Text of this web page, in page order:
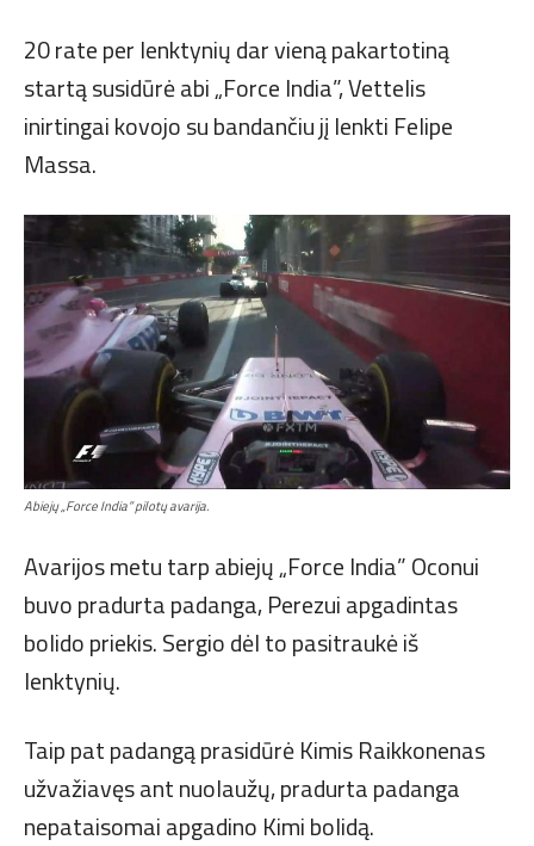
20 rate per lenktynių dar vieną pakartotiną
startą susidūrė abi „Force India”, Vettelis
inirtingai kovojo su bandančiu jį lenkti Felipe
Massa.
Abiejų „Force India” pilotų avarija.
Avarijos metu tarp abiejų „Force India” Oconui
buvo pradurta padanga, Perezui apgadintas
bolido priekis. Sergio dėl to pasitraukė iš
lenktynių.
Taip pat padangą prasidūrė Kimis Raikkonenas
užvažiavęs ant nuolaužų, pradurta padanga
nepataisomai apgadino Kimi bolidą.